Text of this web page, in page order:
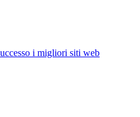
i migliori siti web